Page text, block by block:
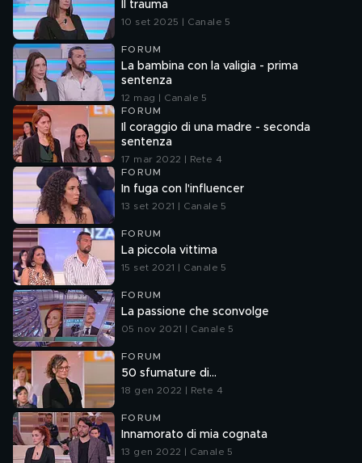
Il trauma
10 set 2025 | Canale 5
FORUM
La bambina con la valigia - prima
sentenza
12 mag | Canale 5
FORUM
Il coraggio di una madre - seconda
sentenza
17 mar 2022 | Rete 4
FORUM
In fuga con l'influencer
13 set 2021 | Canale 5
FORUM
La piccola vittima
15 set 2021 | Canale 5
FORUM
La passione che sconvolge
05 nov 2021 | Canale 5
FORUM
50 sfumature di...
18 gen 2022 | Rete 4
FORUM
Innamorato di mia cognata
13 gen 2022 | Canale 5